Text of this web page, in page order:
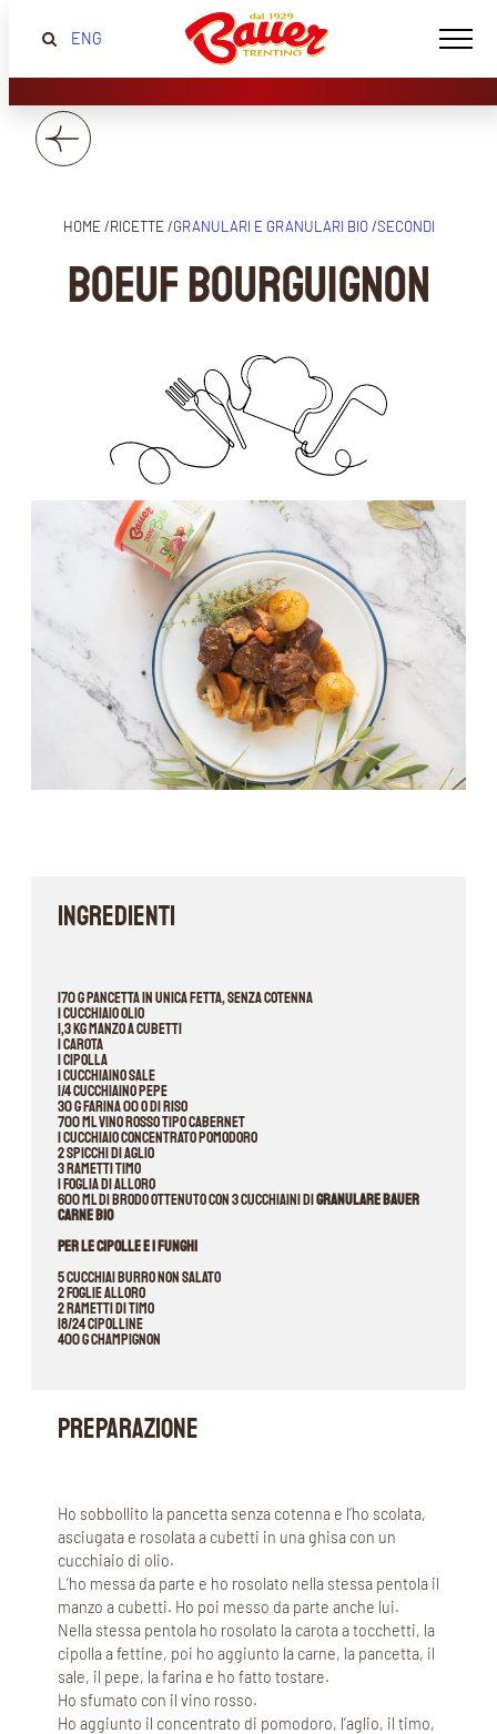
ENG
HOME /RICETTE /GRANULARI E GRANULARI BIO/SECONDI
Boeuf bourguignon
INGREDIENTI
170 g pancetta in unica fetta, senza cotenna
1 cucchiaio olio
1,3 kg manzo a cubetti
1 carota
1 cipolla
1 cucchiaino sale
1/4 cucchiaino pepe
30 g farina 00 o di riso
700 ml vino rosso tipo Cabernet
1 cucchiaio concentrato pomodoro
2 spicchi di aglio
3 rametti timo
1 foglia di alloro
600 ml di brodo ottenuto con 3 cucchiaini digranulare Bauer
Carne Bio
Per le cipolle e i funghi
5 cucchiai burro non salato
2 foglie alloro
2 rametti di timo
18/24 cipolline
400 g champignon
PREPARAZIONE
Ho sobbollito la pancetta senza cotenna e l’ho scolata,
asciugata e rosolata a cubetti in una ghisa con un
cucchiaio di olio.
L’ho messa da parte e ho rosolato nella stessa pentola il
manzo a cubetti. Ho poi messo da parte anche lui.
Nella stessa pentola ho rosolato la carota a tocchetti, la
cipolla a fettine, poi ho aggiunto la carne, la pancetta, il
sale, il pepe, la farina e ho fatto tostare.
Ho sfumato con il vino rosso.
Ho aggiunto il concentrato di pomodoro, l’aglio, il timo,